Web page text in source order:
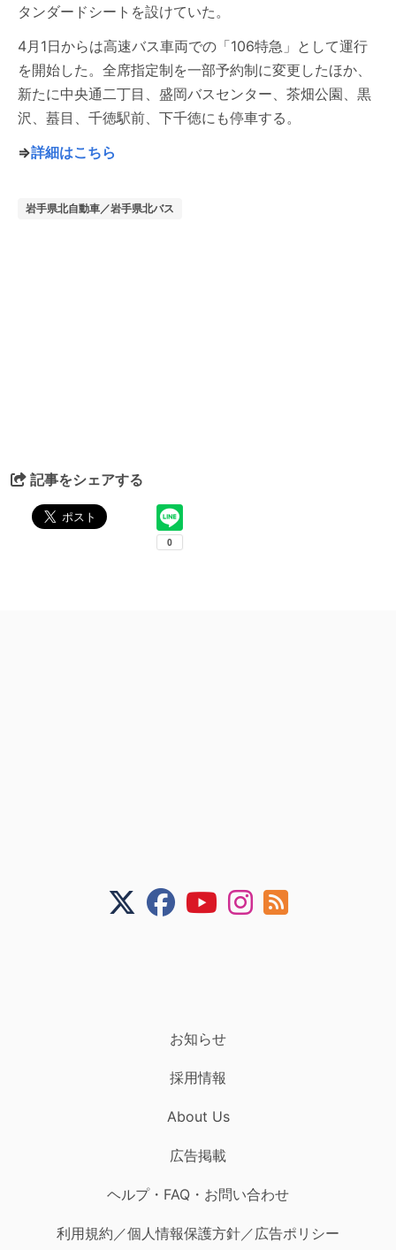
タンダードシートを設けていた。
4月1日からは高速バス車両での「106特急」として運行
を開始した。全席指定制を一部予約制に変更したほか、
新たに中央通二丁目、盛岡バスセンター、茶畑公園、黒
沢、蟇目、千徳駅前、下千徳にも停車する。
⇒詳細はこちら
岩手県北自動車／岩手県北バス
記事をシェアする
お知らせ
採用情報
About Us
広告掲載
ヘルプ・FAQ・お問い合わせ
利用規約／個人情報保護方針／広告ポリシー